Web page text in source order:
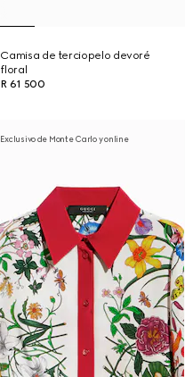
Camisa de terciopelo devoré
floral
R 61 500
Exclusivo de Monte Carlo y online